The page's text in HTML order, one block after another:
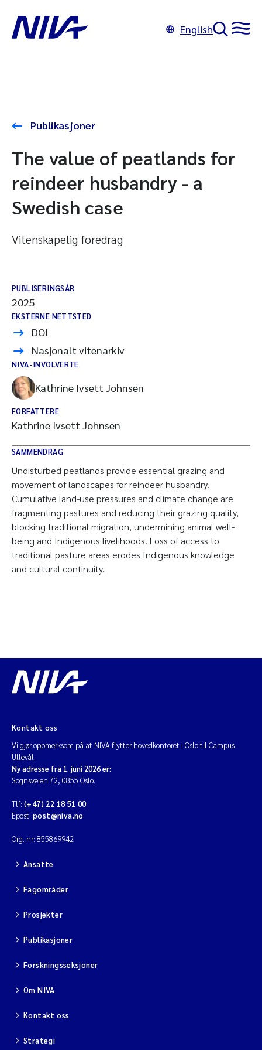
English
Publikasjoner
The value of peatlands for
reindeer husbandry - a
Swedish case
Vitenskapelig foredrag
PUBLISERINGSÅR
2025
EKSTERNE NETTSTED
DOI
Nasjonalt vitenarkiv
NIVA-INVOLVERTE
Kathrine Ivsett Johnsen
FORFATTERE
Kathrine Ivsett Johnsen
SAMMENDRAG
Undisturbed peatlands provide essential grazing and
movement of landscapes for reindeer husbandry.
Cumulative land-use pressures and climate change are
fragmenting pastures and reducing their grazing quality,
blocking traditional migration, undermining animal well-
being and Indigenous livelihoods. Loss of access to
traditional pasture areas erodes Indigenous knowledge
and cultural continuity.
Kontakt oss
Vi gjør oppmerksom på at NIVA flytter hovedkontoret i Oslo til Campus
Ullevål.
Ny adresse fra 1. juni 2026 er:
Sognsveien 72, 0855 Oslo.
Tlf: (+47) 22 18 51 00
Epost: post@niva.no
Org. nr: 855869942
Ansatte
Fagområder
Prosjekter
Publikasjoner
Forskningsseksjoner
Om NIVA
Kontakt oss
Strategi